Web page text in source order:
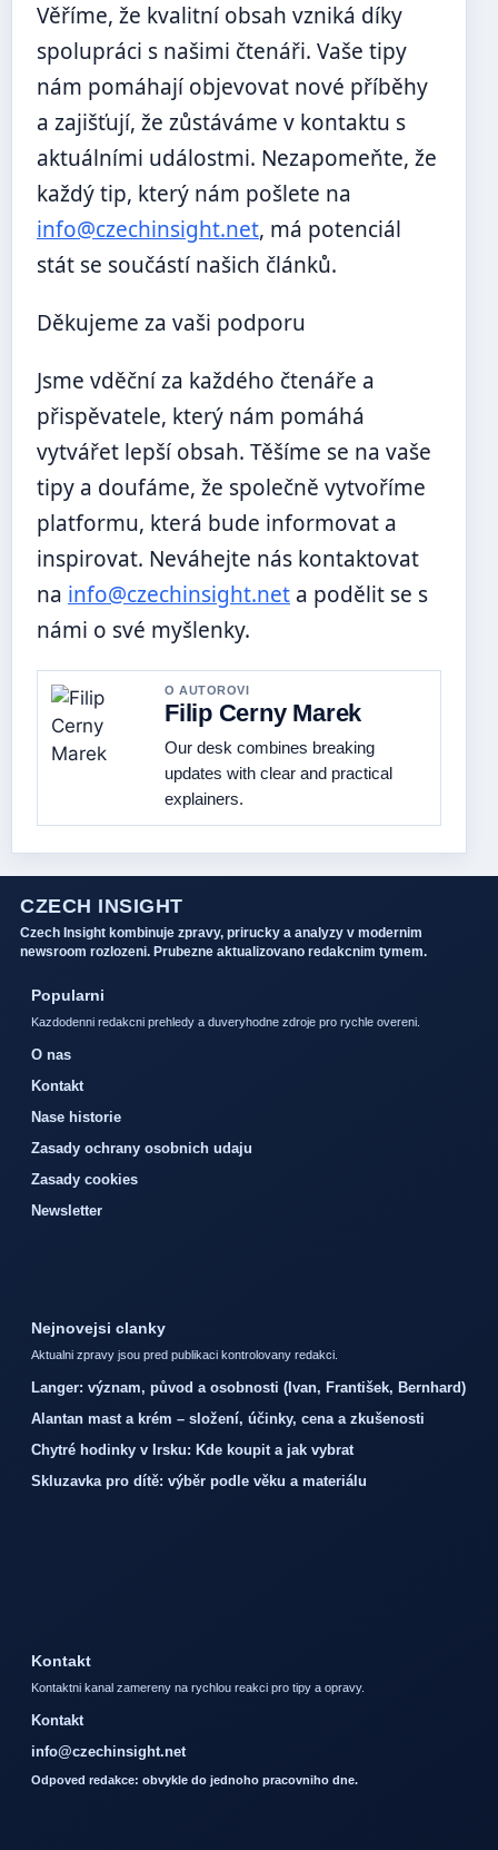
Věříme, že kvalitní obsah vzniká díky
spolupráci s našimi čtenáři. Vaše tipy
nám pomáhají objevovat nové příběhy
a zajišťují, že zůstáváme v kontaktu s
aktuálními událostmi. Nezapomeňte, že
každý tip, který nám pošlete na
info@czechinsight.net, má potenciál
stát se součástí našich článků.
Děkujeme za vaši podporu
Jsme vděční za každého čtenáře a
přispěvatele, který nám pomáhá
vytvářet lepší obsah. Těšíme se na vaše
tipy a doufáme, že společně vytvoříme
platformu, která bude informovat a
inspirovat. Neváhejte nás kontaktovat
na info@czechinsight.net a podělit se s
námi o své myšlenky.
O AUTOROVI
Filip Cerny Marek
Our desk combines breaking
updates with clear and practical
explainers.
CZECH INSIGHT
Czech Insight kombinuje zpravy, prirucky a analyzy v modernim
newsroom rozlozeni. Prubezne aktualizovano redakcnim tymem.
Popularni
Kazdodenni redakcni prehledy a duveryhodne zdroje pro rychle overeni.
O nas
Kontakt
Nase historie
Zasady ochrany osobnich udaju
Zasady cookies
Newsletter
Nejnovejsi clanky
Aktualni zpravy jsou pred publikaci kontrolovany redakci.
Langer: význam, původ a osobnosti (Ivan, František, Bernhard)
Alantan mast a krém – složení, účinky, cena a zkušenosti
Chytré hodinky v Irsku: Kde koupit a jak vybrat
Skluzavka pro dítě: výběr podle věku a materiálu
Kontakt
Kontaktni kanal zamereny na rychlou reakci pro tipy a opravy.
Kontakt
info@czechinsight.net
Odpoved redakce: obvykle do jednoho pracovniho dne.